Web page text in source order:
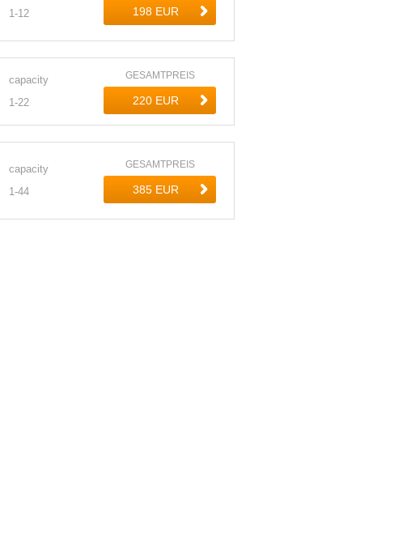
1-12
capacity
1-22
GESAMTPREIS
capacity
1-44
GESAMTPREIS